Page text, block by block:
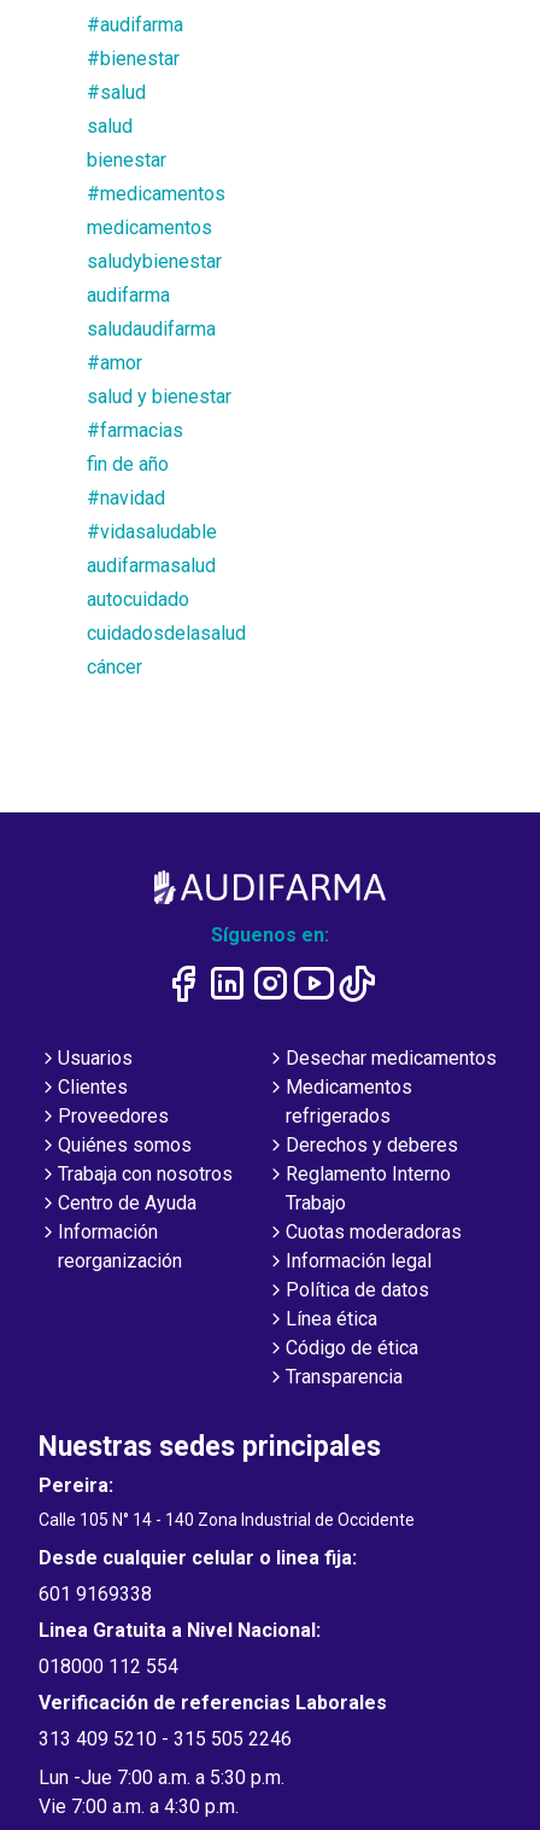
#audifarma
#bienestar
#salud
salud
bienestar
#medicamentos
medicamentos
saludybienestar
audifarma
saludaudifarma
#amor
salud y bienestar
#farmacias
fin de año
#navidad
#vidasaludable
audifarmasalud
autocuidado
cuidadosdelasalud
cáncer
Síguenos en:
Usuarios
Clientes
Proveedores
Quiénes somos
Trabaja con nosotros
Centro de Ayuda
Información
reorganización
Desechar medicamentos
Medicamentos
refrigerados
Derechos y deberes
Reglamento Interno
Trabajo
Cuotas moderadoras
Información legal
Política de datos
Línea ética
Código de ética
Transparencia
Nuestras sedes principales
Pereira:
Calle 105 N° 14 - 140 Zona Industrial de Occidente
Desde cualquier celular o linea fija:
601 9169338
Linea Gratuita a Nivel Nacional:
018000 112 554
Verificación de referencias Laborales
313 409 5210 - 315 505 2246
Lun -Jue 7:00 a.m. a 5:30 p.m.
Vie 7:00 a.m. a 4:30 p.m.